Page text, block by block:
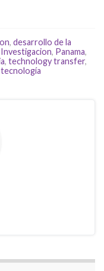
, desarrollo de la
Investigacion, Panama,
, technology transfer,